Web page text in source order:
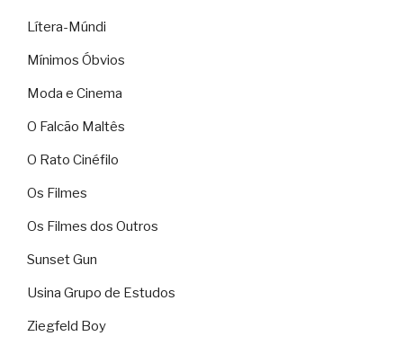
Lítera-Múndi
Mínimos Óbvios
Moda e Cinema
O Falcão Maltês
O Rato Cinéfilo
Os Filmes
Os Filmes dos Outros
Sunset Gun
Usina Grupo de Estudos
Ziegfeld Boy